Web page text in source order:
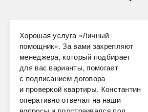
Хорошая услуга «Личный
помощник». За вами закрепляют
менеджера, который подбирает
для вас варианты, помогает
с подписанием договора
и проверкой квартиры. Константин
оперативно отвечал на наши